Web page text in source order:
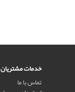
خدمات مشتریان
تماس با ما